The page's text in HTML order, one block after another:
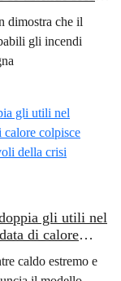
dimostra che il
gli incendi
gli utili nel
di calore
caldo estremo e